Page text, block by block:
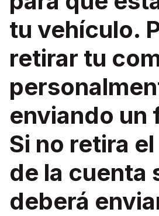
tu vehículo.
retirar tu
enviando un
Si no retira
de la cuenta
deberá